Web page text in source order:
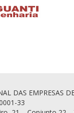
DAS EMPRESAS
33